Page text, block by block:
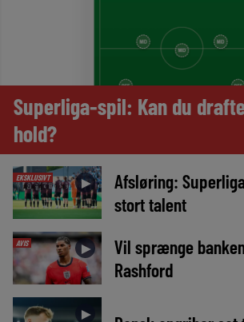
Superliga-spil: Kan du
hold?
EKSKLUSIVT ►
Afsløring:
stort talent
AVIS ►
Vil sprænge
Rashford
►